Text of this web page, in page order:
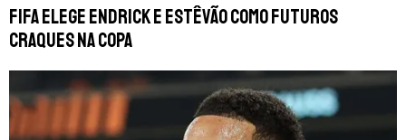
Fifa elege Endrick e Estêvão como futuros
craques na Copa